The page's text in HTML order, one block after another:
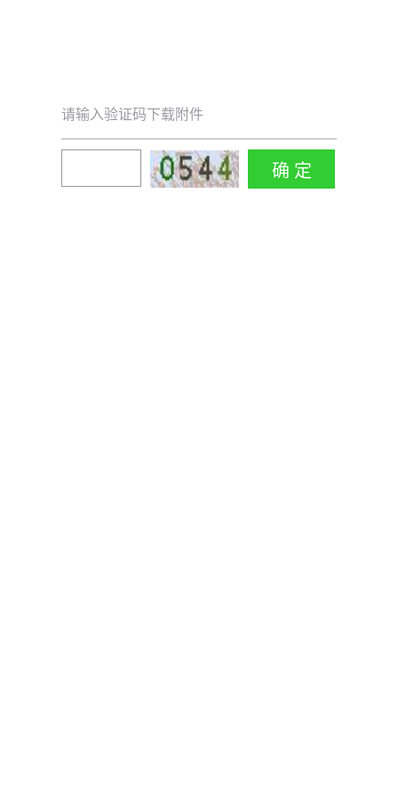
请输入验证码下载附件